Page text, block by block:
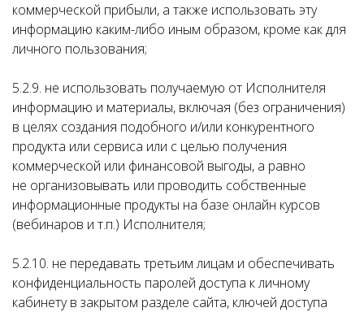
коммерческой прибыли, а также использовать эту
информацию каким-либо иным образом, кроме как для
личного пользования;
5.2.9. не использовать получаемую от Исполнителя
информацию и материалы, включая (без ограничения)
в целях создания подобного и/или конкурентного
продукта или сервиса или с целью получения
коммерческой или финансовой выгоды, а равно
не организовывать или проводить собственные
информационные продукты на базе онлайн курсов
(вебинаров и т.п.) Исполнителя;
5.2.10. не передавать третьим лицам и обеспечивать
конфиденциальность паролей доступа к личному
кабинету в закрытом разделе сайта, ключей доступа